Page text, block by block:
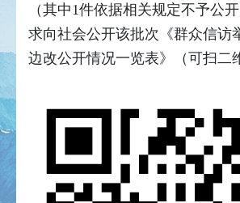
（其中1件依据相关规定不予公
求向社会公开该批次《群众信访
边改公开情况一览表》（可扫二